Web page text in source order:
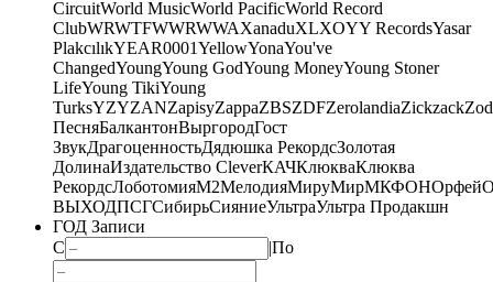
CircuitWorld MusicWorld PacificWorld Record
ClubWRWTFWWRWWAXanaduXLXOYY RecordsYasar
PlakcılıkYEAR0001YellowYonaYou've
ChangedYoungYoung GodYoung MoneyYoung Stoner
LifeYoung TikiYoung
TurksYZYZANZapisyZappaZBSZDFZerolandiaZickzack
ПесняБалкантонВыргородГост
ЗвукДрагоценностьДядюшка РекордсЗолотая
ДолинаИздательство CleverКАЧКлюкваКлюква
РекордсЛоботомияМ2МелодияМируМирМКФОНОрфей
ВЫХОДПСГСибирьСияниеУльтраУльтра Продакшн
ГОД Записи
С
|По